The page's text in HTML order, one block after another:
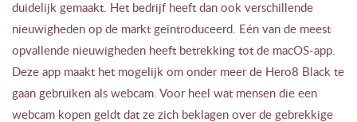
duidelijk gemaakt. Het bedrijf heeft dan ook verschillende
nieuwigheden op de markt geïntroduceerd. Eén van de meest
opvallende nieuwigheden heeft betrekking tot de macOS-app.
Deze app maakt het mogelijk om onder meer de Hero8 Black te
gaan gebruiken als webcam. Voor heel wat mensen die een
webcam kopen geldt dat ze zich beklagen over de gebrekkige